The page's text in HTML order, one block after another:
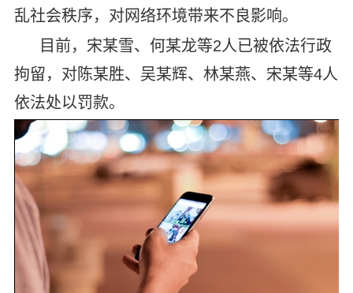
乱社会秩序，对网络环境带来不良影响。
目前，宋某雪、何某龙等2人已被依法行政
拘留，对陈某胜、吴某辉、林某燕、宋某等4人
依法处以罚款。